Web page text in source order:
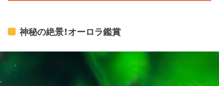
神秘の絶景！オーロラ鑑賞